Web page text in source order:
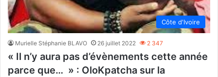
Côte d'Ivoire
Murielle Stéphanie BLAVO 26 juillet 2022 2 347
« Il n’y aura pas d’évènements cette année
parce que… » : OloKpatcha sur la